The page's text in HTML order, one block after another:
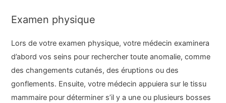
Examen physique
Lors de votre examen physique, votre médecin examinera
d’abord vos seins pour rechercher toute anomalie, comme
des changements cutanés, des éruptions ou des
gonflements. Ensuite, votre médecin appuiera sur le tissu
mammaire pour déterminer s’il y a une ou plusieurs bosses